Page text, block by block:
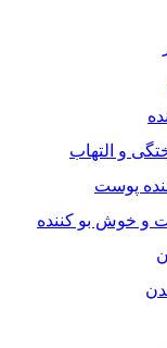
و التهاب
پوست
و خوش بو کننده